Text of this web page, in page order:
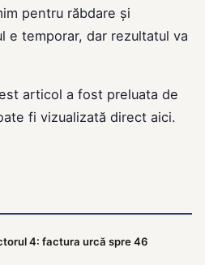
pentru răbdare și
e temporar, dar rezultatul va
articol a fost preluata de
fi vizualizată direct aici.
4: factura urcă spre 46